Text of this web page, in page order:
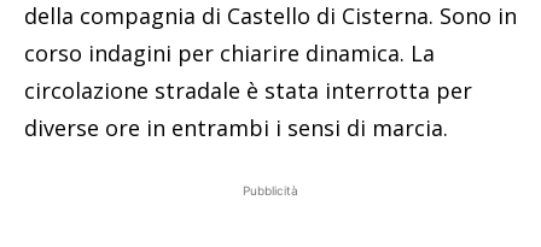
della compagnia di Castello di Cisterna. Sono in
corso indagini per chiarire dinamica. La
circolazione stradale è stata interrotta per
diverse ore in entrambi i sensi di marcia.
Pubblicità